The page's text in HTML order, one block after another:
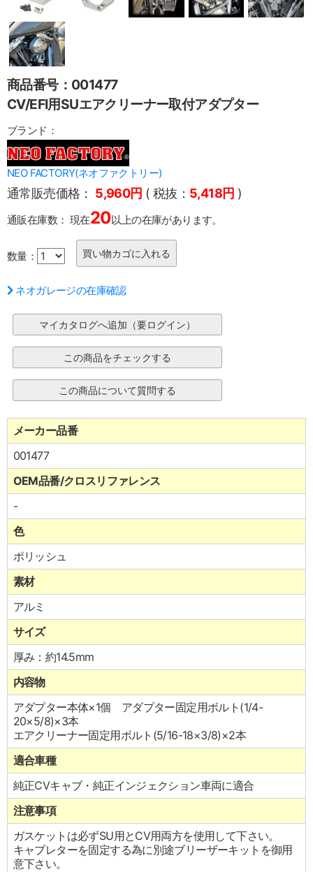
商品番号：001477
CV/EFI用SUエアクリーナー取付アダプター
ブランド：
NEO FACTORY(ネオファクトリー)
通常販売価格： 5,960円 ( 税抜： 5,418円 )
通販在庫数： 現在20以上の在庫があります。
数量：
ネオガレージの在庫確認
メーカー品番
001477
OEM品番/クロスリファレンス
-
色
ポリッシュ
素材
アルミ
サイズ
厚み：約14.5mm
内容物
アダプター本体×1個 アダプター固定用ボルト(1/4-
20×5/8)×3本
エアクリーナー固定用ボルト(5/16-18×3/8)×2本
適合車種
純正CVキャブ・純正インジェクション車両に適合
注意事項
ガスケットは必ずSU用とCV用両方を使用して下さい。
キャブレターを固定する為に別途ブリーザーキットを御用
意下さい。